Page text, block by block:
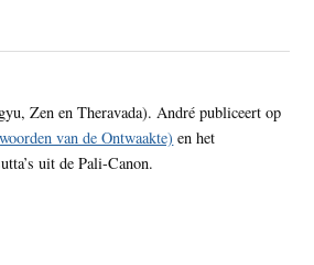
Zen en Theravada). André publiceert op
van de Ontwaakte) en het
uit de Pali-Canon.